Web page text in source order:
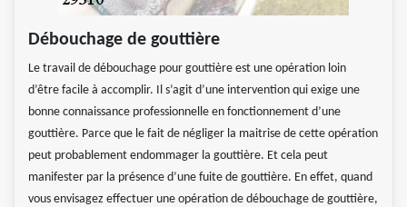
Débouchage de gouttière
Le travail de débouchage pour gouttière est une opération loin
d’être facile à accomplir. Il s’agit d’une intervention qui exige une
bonne connaissance professionnelle en fonctionnement d’une
gouttière. Parce que le fait de négliger la maitrise de cette opération
peut probablement endommager la gouttière. Et cela peut
manifester par la présence d’une fuite de gouttière. En effet, quand
vous envisagez effectuer une opération de débouchage de gouttière,